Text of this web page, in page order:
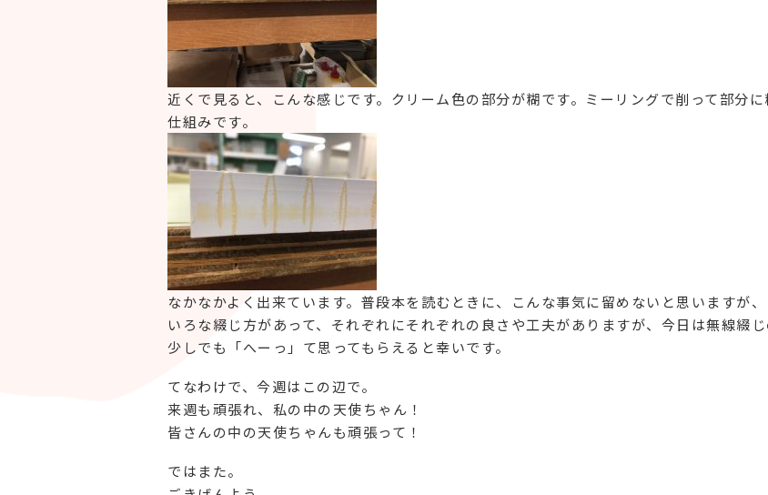
近くで見ると、こんな感じです。クリーム色の部分が糊です。ミーリングで削って部分
仕組みです。
なかなかよく出来ています。普段本を読むときに、こんな事気に留めないと思いますが
いろな綴じ方があって、それぞれにそれぞれの良さや工夫がありますが、今日は無線綴じ
少しでも「へーっ」て思ってもらえると幸いです。
てなわけで、今週はこの辺で。
来週も頑張れ、私の中の天使ちゃん！
皆さんの中の天使ちゃんも頑張って！
ではまた。